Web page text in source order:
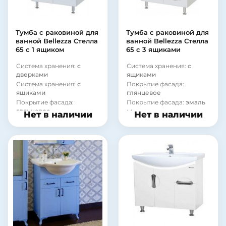
Покрытие корпуса:
глянцевое
Форма раковины:
прямоугольная
Покрытие корпуса:
прямоугольная
Материал раковины:
фаянс
Тумба с раковиной для
ванной Bellezza Стелла
65 с 1 ящиком
Система хранения: с
дверками
Система хранения: с
ящиками
Покрытие фасада:
глянцевое
Покрытие фасада:
Модель раковины:
Santek Стелла 65
Коллекция: Стелла
Страна: Россия
Бельевая корзина: нет
Цвет:
белый
Монтаж:
напольный
Стиль:
современный
Форма раковины:
полукруглая
Нет в наличии
Тумба с раковиной для
ванной Bellezza Стелла
65 с 3 ящиками
Система хранения: с
ящиками
Покрытие фасада:
глянцевое
Покрытие фасада: эмаль
Модель раковины:
Santek Стелла 65
хром
Коллекция:
Стелла
Страна: Россия
Бельевая корзина:
белый
Стиль: современный
МДФ
Нет в наличии